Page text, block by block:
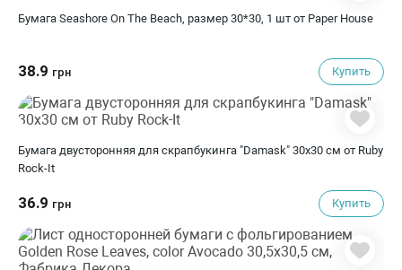
Бумага Seashore On The Beach, размер 30*30, 1 шт от Paper House
38.9 грн Купить
Бумага двусторонняя для скрапбукинга "Damask" 30х30 см от Ruby
Rock-It
36.9 грн Купить